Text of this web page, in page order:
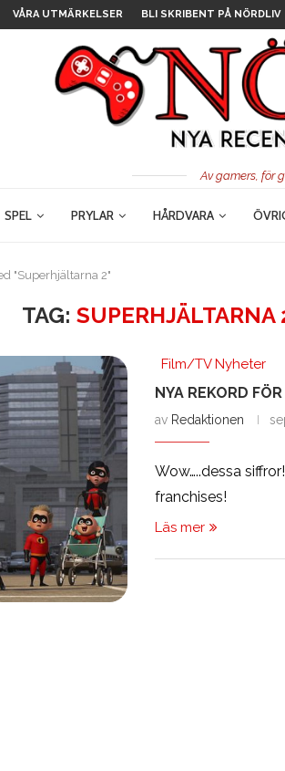
VÅRA UTMÄRKELSER BLI SKRIBENT PÅ NÖRDLIV
Av gamers, för
SPEL PRYLAR HÅRDVARA
"Superhjältarna 2"
TAG: SUPERHJÄLTARNA
Film/TV Nyheter
NYA REKORD
av Redaktionen
Wow…..dessa
franchises!
Läs mer